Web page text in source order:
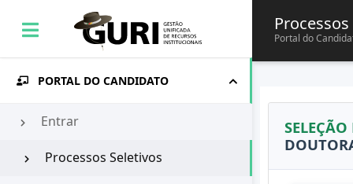
PORTAL DO CANDIDATO
Entrar
Processos Seletivos
Portal do